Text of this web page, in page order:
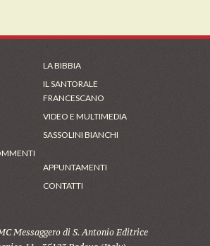
LA BIBBIA
IL SANTORALE
FRANCESCANO
VIDEO E MULTIMEDIA
SASSOLINI BIANCHI
APPUNTAMENTI
CONTATTI
Messaggero di S. Antonio Editrice